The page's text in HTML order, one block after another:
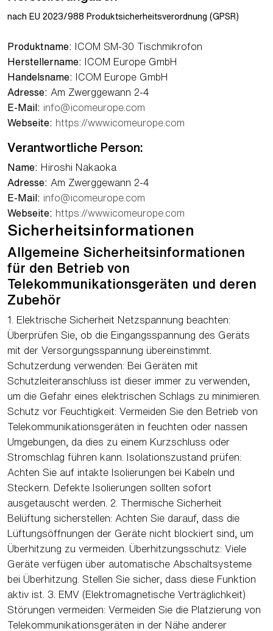
nach EU 2023/988 Produktsicherheitsverordnung (GPSR)
Produktname: ICOM SM-30 Tischmikrofon
Herstellername: ICOM Europe GmbH
Handelsname: ICOM Europe GmbH
Adresse: Am Zwerggewann 2-4
E-Mail: info@icomeurope.com
Webseite: https://www.icomeurope.com
Verantwortliche Person:
Name: Hiroshi Nakaoka
Adresse: Am Zwerggewann 2-4
E-Mail: info@icomeurope.com
Webseite: https://www.icomeurope.com
Sicherheitsinformationen
Allgemeine Sicherheitsinformationen
für den Betrieb von
Telekommunikationsgeräten und deren
Zubehör
1. Elektrische Sicherheit Netzspannung beachten:
Überprüfen Sie, ob die Eingangsspannung des Geräts
mit der Versorgungsspannung übereinstimmt.
Schutzerdung verwenden: Bei Geräten mit
Schutzleiteranschluss ist dieser immer zu verwenden,
um die Gefahr eines elektrischen Schlags zu minimieren.
Schutz vor Feuchtigkeit: Vermeiden Sie den Betrieb von
Telekommunikationsgeräten in feuchten oder nassen
Umgebungen, da dies zu einem Kurzschluss oder
Stromschlag führen kann. Isolationszustand prüfen:
Achten Sie auf intakte Isolierungen bei Kabeln und
Steckern. Defekte Isolierungen sollten sofort
ausgetauscht werden. 2. Thermische Sicherheit
Belüftung sicherstellen: Achten Sie darauf, dass die
Lüftungsöffnungen der Geräte nicht blockiert sind, um
Überhitzung zu vermeiden. Überhitzungsschutz: Viele
Geräte verfügen über automatische Abschaltsysteme
bei Überhitzung. Stellen Sie sicher, dass diese Funktion
aktiv ist. 3. EMV (Elektromagnetische Verträglichkeit)
Störungen vermeiden: Vermeiden Sie die Platzierung von
Telekommunikationsgeräten in der Nähe anderer